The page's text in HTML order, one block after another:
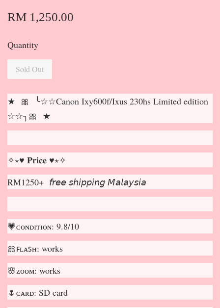
RM 1,250.00
Quantity
Sold Out
★ 🎀 ╰☆☆Canon Ixy600f/Ixus 230hs Limited edition
☆☆╮🎀 ★
✧⋆♥ 𝐏𝐫𝐢𝐜𝐞 ♥⋆✧
RM1250+ 𝘧𝘳𝘦𝘦 𝘴𝘩𝘪𝘱𝘱𝘪𝘯𝘨 𝘔𝘢𝘭𝘢𝘺𝘴𝘪𝘢
💗ᴄᴏɴᴅɪᴛɪᴏɴ: 9.8/10
🎀ꜰʟᴀꜱʜ: works
🌸ᴢᴏᴏᴍ: works
🌷ᴄᴀʀᴅ: SD card